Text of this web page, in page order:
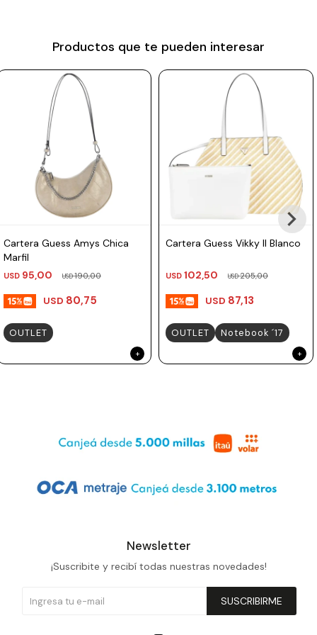
Material: 99% aluminio, 1% otros metales, con strass de vidrio.
Productos que te pueden interesar
Cartera Guess Amys Chica
Marfil
USD 95,00 USD190,00
USD 80,75
OUTLET
Cartera Guess Vikky II Blanco
USD 102,50 USD205,00
USD 87,13
OUTLET Notebook ´17
Newsletter
¡Suscribite y recibí todas nuestras novedades!
SUSCRIBIRME
Camelbak